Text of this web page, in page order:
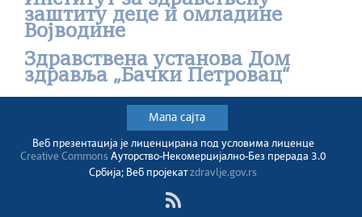
заштиту деце и омладине
Војводине
Здравствена установа Дом
здравља „Бачки Петровац“
Мапа сајта
Веб презентација jе лиценциранa под условима лиценце
Creative CommonsАуторство-Некомерцијално-Без прерада 3.0
Србија; Веб пројекатzdravlje.gov.rs